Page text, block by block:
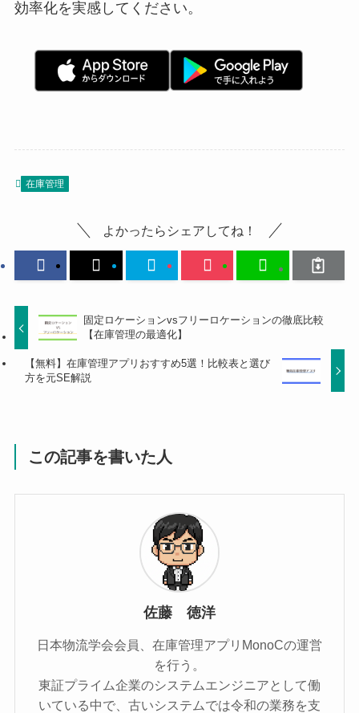
効率化を実感してください。
在庫管理
よかったらシェアしてね！
固定ロケーションvsフリーロケーションの徹底比較
【在庫管理の最適化】
【無料】在庫管理アプリおすすめ5選！比較表と選び
方を元SE解説
この記事を書いた人
佐藤 徳洋
日本物流学会会員、在庫管理アプリMonoCの運営
を行う。
東証プライム企業のシステムエンジニアとして働
いている中で、古いシステムでは令和の業務を支